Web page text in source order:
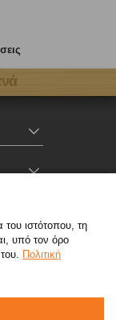
χρέωση),
του ιστότοπου, τη
υπό τον όρο
Πολιτική